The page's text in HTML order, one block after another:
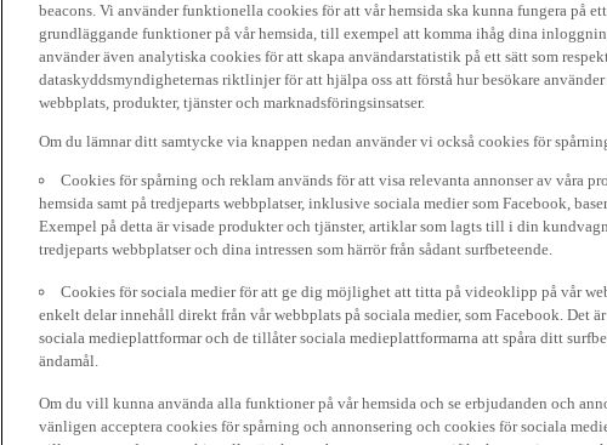
beacons. Vi använder funktionella cookies för att vår hemsida ska kunna fungera på
grundläggande funktioner på vår hemsida, till exempel att komma ihåg dina
använder även analytiska cookies för att skapa användarstatistik på ett sätt som
dataskyddsmyndigheternas riktlinjer för att hjälpa oss att förstå hur besökare
webbplats, produkter, tjänster och marknadsföringsinsatser.
Om du lämnar ditt samtycke via knappen nedan använder vi också cookies för
Cookies för spårning och reklam används för att visa relevanta annonser av våra
hemsida samt på tredjeparts webbplatser, inklusive sociala medier som Facebook,
Exempel på detta är visade produkter och tjänster, artiklar som lagts till i din
tredjeparts webbplatser och dina intressen som härrör från sådant surfbeteende.
Cookies för sociala medier för att ge dig möjlighet att titta på videoklipp på vår
enkelt delar innehåll direkt från vår webbplats på sociala medier, som Facebook. Det
sociala medieplattformar och de tillåter sociala medieplattformarna att spåra ditt
ändamål.
Om du vill kunna använda alla funktioner på vår hemsida och se erbjudanden och
vänligen acceptera cookies för spårning och annonsering och cookies för sociala